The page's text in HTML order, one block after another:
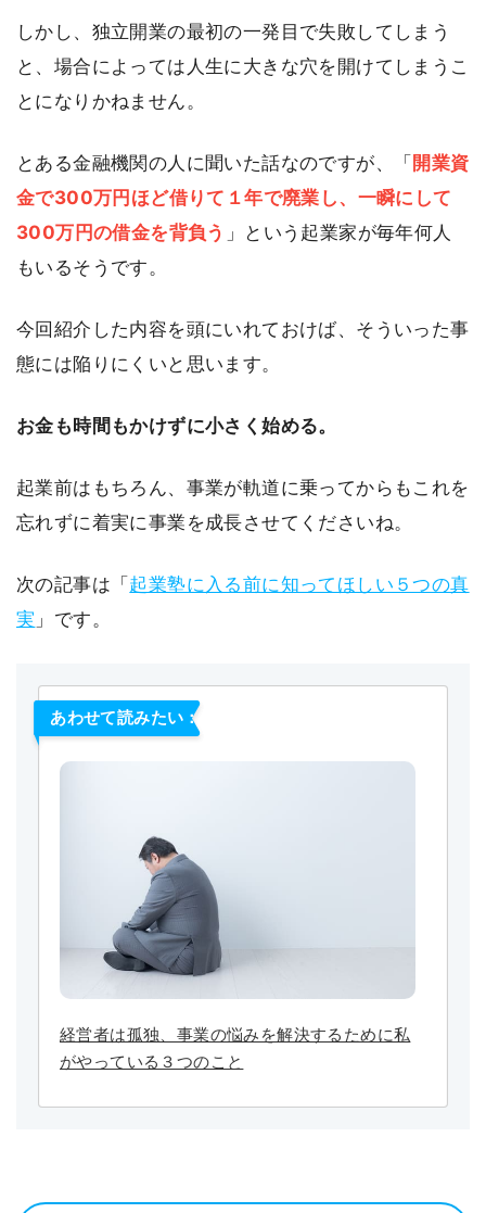
しかし、独立開業の最初の一発目で失敗してしまう
と、場合によっては人生に大きな穴を開けてしまうこ
とになりかねません。
とある金融機関の人に聞いた話なのですが、「 開業資
金で300万円ほど借りて１年で廃業し、一瞬にして
300万円の借金を背負う 」という起業家が毎年何人
もいるそうです。
今回紹介した内容を頭にいれておけば、そういった事
態には陥りにくいと思います。
お金も時間もかけずに小さく始める。
起業前はもちろん、事業が軌道に乗ってからもこれを
忘れずに着実に事業を成長させてくださいね。
次の記事は「 起業塾に入る前に知ってほしい５つの真
実 」です。
あわせて読みたい：
経営者は孤独、事業の悩みを解決するために私
がやっている３つのこと